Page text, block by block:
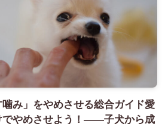
み」をやめさせる総合ガイド愛
でやめさせよう！――子犬から成